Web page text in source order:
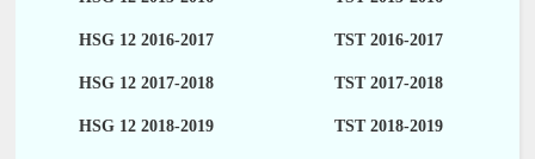
HSG 12 2016-2017 TST 2016-2017
HSG 12 2017-2018 TST 2017-2018
HSG 12 2018-2019 TST 2018-2019